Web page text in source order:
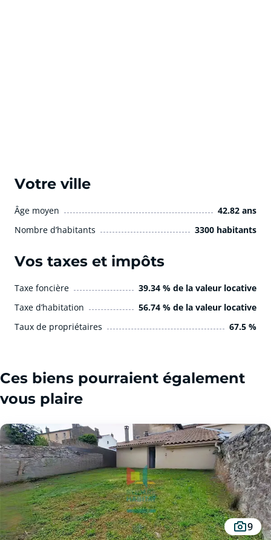
Votre ville
Âge moyen
42.82 ans
Nombre d’habitants
3300 habitants
Vos taxes et impôts
Taxe foncière
39.34 % de la valeur locative
Taxe d’habitation
56.74 % de la valeur locative
Taux de propriétaires
67.5 %
Ces biens pourraient également
vous plaire
9